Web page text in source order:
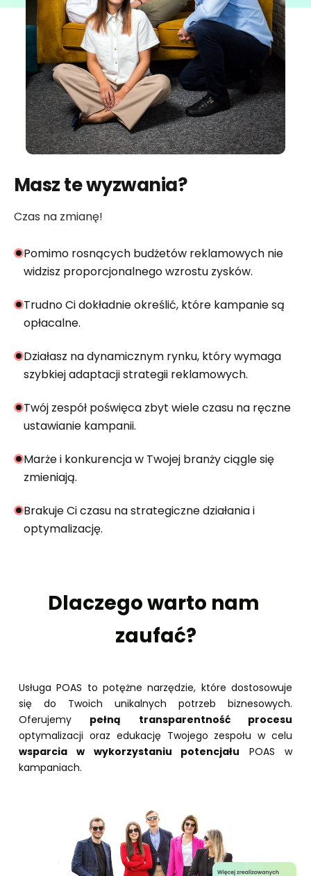
Masz te wyzwania?
Czas na zmianę!
Pomimo rosnących budżetów reklamowych nie
widzisz proporcjonalnego wzrostu zysków.
Trudno Ci dokładnie określić, które kampanie są
opłacalne.
Działasz na dynamicznym rynku, który wymaga
szybkiej adaptacji strategii reklamowych.
Twój zespół poświęca zbyt wiele czasu na ręczne
ustawianie kampanii.
Marże i konkurencja w Twojej branży ciągle się
zmieniają.
Brakuje Ci czasu na strategiczne działania i
optymalizację.
Dlaczego warto nam
zaufać?
Usługa POAS to potężne narzędzie, które dostosowuje
się do Twoich unikalnych potrzeb biznesowych.
Oferujemy pełną transparentność procesu
wsparcia w wykorzystaniu potencjału POAS w
kampaniach.